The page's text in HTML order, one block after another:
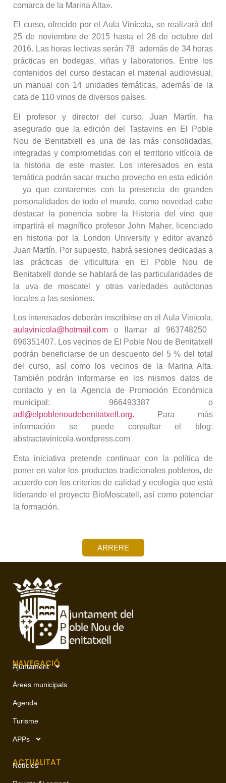
comarca de la Marina Alta».
El curso, ofrecido por el Aula Vinícola, se realizará del
25 de noviembre de 2015 hasta el 26 de octubre del
2016. Las horas lectivas serán 78 además de 34 horas
prácticas en bodegas, viñas y laboratorios. Entre los
contenidos del curso destacan el material audiovisual,
un manual con 14 unidades temáticas, además de la
cata de 110 vinos de diversos países.
El profesor y director del curso, Juan Martín, ha
asegurado que la edición del Tastavins en El Poble
Nou de Benitatxell es una de las más consolidadas,
integradas y comprometidas con el territorio vitícola de
la historia de este master. Los interesados en esta
temática podrán sacar mucho provecho en esta edición
ya que contaremos con la presencia de grandes
personalidades de todo el mundo, como novedad cabe
destacar la ponencia sobre la Historia del vino que
impartirá el magnífico profesor John Maher, licenciado
en historia por la London University y editor avanzó
Juan Martín. Por supuesto, habrá sesiones dedicadas a
las prácticas de viticultura en El Poble Nou de
Benitatxell donde se hablará de las particularidades de
la uva de moscatel y otras variedades autóctonas
locales a las sesiones.
Los interesados deberán inscribirse en el Aula Vinícola,
aulavinicola@hotmail.com o llamar al 963748250 
696351407. Los vecinos de El Poble Nou de Benitatxell
podrán beneficiarse de un descuento del 5 % del total
del curso, así como los vecinos de la Marina Alta.
También podrán informarse en los mismos datos de
contacto y en la Agencia de Promoción Económica
municipal: 966493387 o
adl@elpoblenoudebenitatxell.org. Para más
información se puede consultar el blog:
abstractavinicola.wordpress.com
Esta iniciativa pretende continuar con la política de
poner en valor los productos tradicionales pobleros, de
acuerdo con los criterios de calidad y ecología que está
liderando el proyecto BioMoscatell, así como potenciar
la formación.
ARRERE
NAVEGACIÓ
Ajuntament
Àrees municipals
Agenda
Turisme
APPs
ACTUALITAT
Notícies